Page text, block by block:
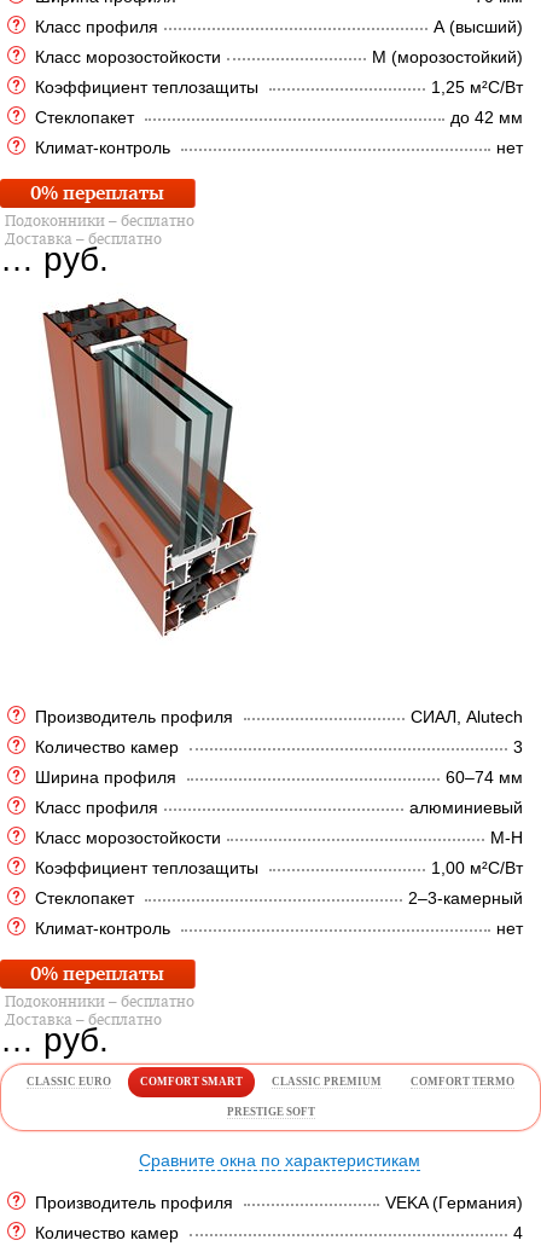
Класс профиля
А (высший)
Класс морозостойкости
М (морозостойкий)
Коэффициент теплозащиты
1,25 м²C/Вт
Стеклопакет
до 42 мм
Климат-контроль
нет
0% переплаты
Подоконники – бесплатно
Доставка – бесплатно
… руб.
Производитель профиля
СИАЛ, Alutech
Количество камер
3
Ширина профиля
60–74 мм
Класс профиля
алюминиевый
Класс морозостойкости
М-Н
Коэффициент теплозащиты
1,00 м²C/Вт
Стеклопакет
2–3-камерный
Климат-контроль
нет
0% переплаты
Подоконники – бесплатно
Доставка – бесплатно
… руб.
CLASSIC EURO COMFORT SMART CLASSIC PREMIUM COMFORT TERMO
PRESTIGE SOFT
Сравните окна по характеристикам
Производитель профиля
VEKA (Германия)
Количество камер
4